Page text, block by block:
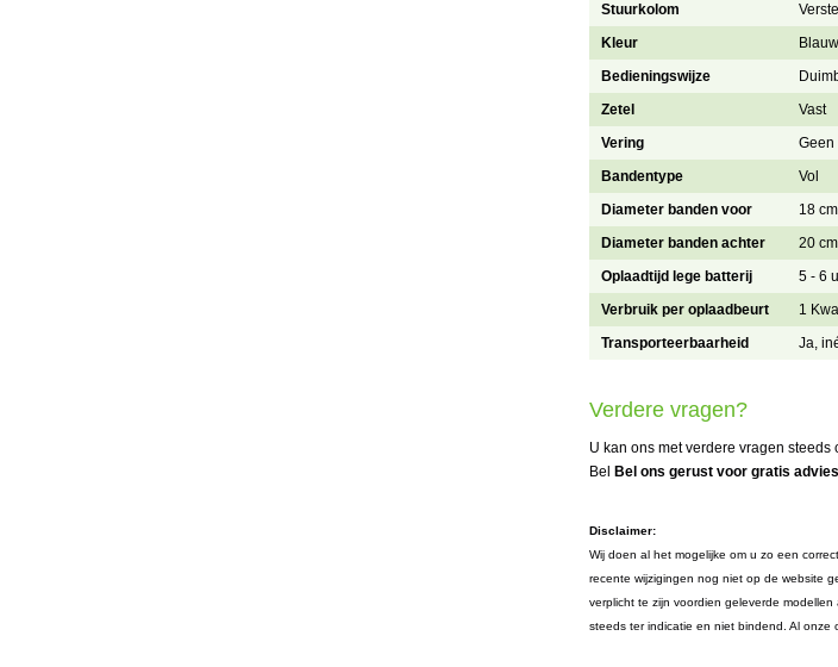
Stuurkolom
Kleur
Bedieningswijze
Zetel
Vast
Vering
Geen
Bandentype
Vol
Diameter banden voor
18 cm
Diameter banden achter
20 cm
Oplaadtijd lege batterij
5 - 6 u
Verbruik per oplaadbeurt
1
Transporteerbaarheid
Ja,
Verdere vragen?
U kan ons met verdere vragen
Bel
Bel ons gerust voor gratis
Disclaimer:
Wij doen al het mogelijke om u zo een
recente wijzigingen nog niet op de website
verplicht te zijn voordien geleverde
steeds ter indicatie en niet bindend. Al